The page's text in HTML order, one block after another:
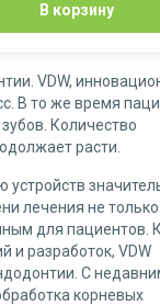
В корзину
VDW,
В то же время
Количество
расти.
лечения не только
для пациентов.
и разработок, VDW
С
корневых